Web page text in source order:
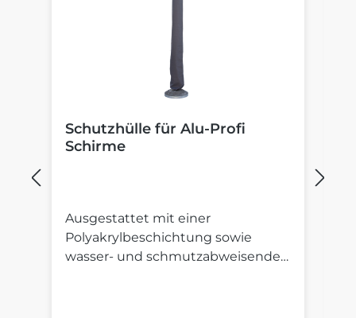
Schutzhülle für Alu-Profi
Schirme
Ausgestattet mit einer
Polyakrylbeschichtung sowie
wasser- und schmutzabweisender